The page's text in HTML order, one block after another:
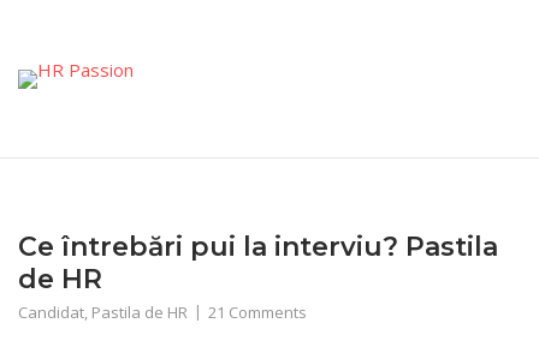
content
Ce întrebări pui la interviu? Pastila
de HR
Candidat, Pastila de HR 21 Comments